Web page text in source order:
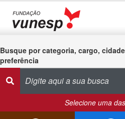
Busque por categoria, cargo,
preferência
Selecione uma